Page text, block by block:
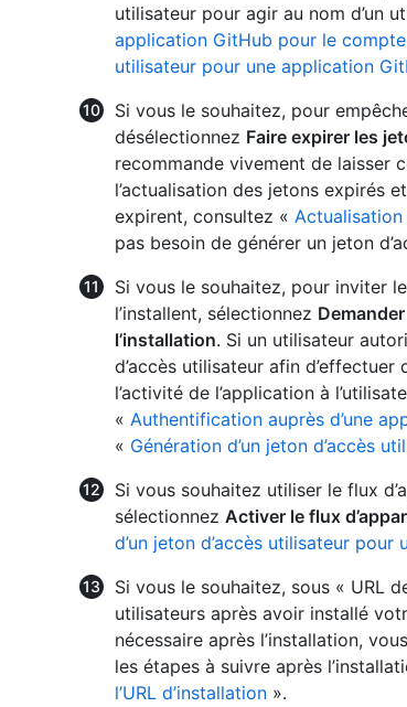
utilisateur pour agir au nom d’un
application GitHub pour le compte
utilisateur pour une application
Si vous le souhaitez, pour
désélectionnez Faire expirer les
recommande vivement de laisser
l’actualisation des jetons expirés
expirent, consultez « Actualisation
pas besoin de générer un jeton
Si vous le souhaitez, pour inviter
l’installent, sélectionnez
l’installation. Si un utilisateur
d’accès utilisateur afin d’effectuer
l’activité de l’application à
« Authentification auprès d’une
« Génération d’un jeton d’accès
Si vous souhaitez utiliser le flux
sélectionnez Activer le flux
d’un jeton d’accès utilisateur
Si vous le souhaitez, sous « URL
utilisateurs après avoir installé
nécessaire après l’installation,
les étapes à suivre après
l’URL d’installation ».